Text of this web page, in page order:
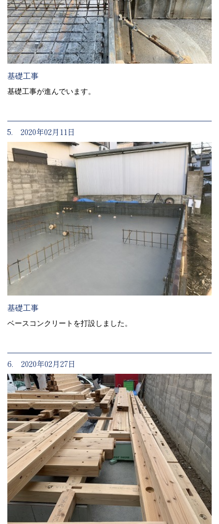
基礎工事
基礎工事が進んでいます。
5. 2020年02月11日
基礎工事
ベースコンクリートを打設しました。
6. 2020年02月27日